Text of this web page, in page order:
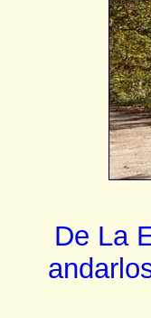
De La